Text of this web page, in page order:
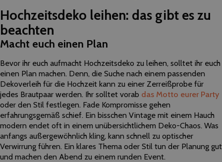
Hochzeitsdeko leihen: das gibt es zu
beachten
Macht euch einen Plan
Bevor ihr euch aufmacht Hochzeitsdeko zu leihen, solltet ihr euch
einen Plan machen. Denn, die Suche nach einem passenden
Dekoverleih für die Hochzeit kann zu einer Zerreißprobe für
jedes Brautpaar werden. Ihr solltet vorab das Motto eurer Party
oder den Stil festlegen. Fade Kompromisse gehen
erfahrungsgemäß schief. Ein bisschen Vintage mit einem Hauch
modern endet oft in einem unübersichtlichem Deko-Chaos. Was
anfangs außergewöhnlich kling, kann schnell zu optischer
Verwirrung führen. Ein klares Thema oder Stil tun der Planung gut
und machen den Abend zu einem runden Event.